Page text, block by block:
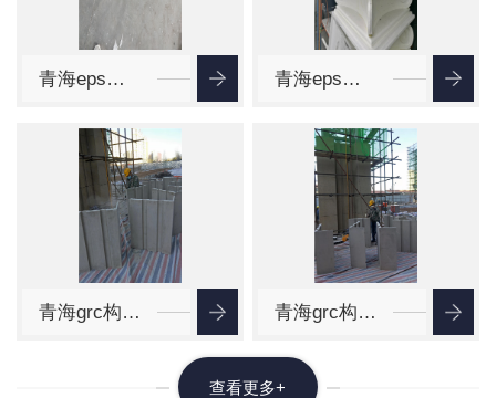
青海eps线条厂家 青海eps欧式线条
青海grc构件价格 青海grc构件厂家
查看更多+